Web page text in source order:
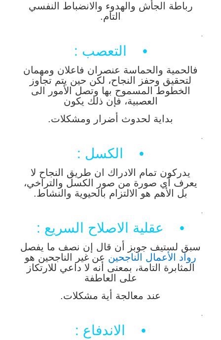
رباطة الجأش والهدوء والانضباط النفسي
التام.
.
• التعصب :
فالحمية والحماسة عنصران فاعلان ومهمان
لتحقيق وحفز النجاح، لكن حين يتم تجاوز
الخطوط المسموح بها وتصل الأمور الى
العصبية، فإن ذلك يكون
بداية لحدوث أضرار ومشكلات.
.
• الكسل :
يدركون تمام الادراك ان طريق النجاح لا
يعرف أي صورة من صور الكسل والتراخي،
بل الأهم هو الالتزام بالحيوية والنشاط.
.
• عقلية الاصلاح السريع :
سبق لستيف جوبز أن قال إن نصف ما يفصل
رواد الأعمال الناجحين عن غير الناجحين هو
المثابرة التامة، بمعنى أنه لا داعي للارتكاز
على العاطفة
عند معالجة أية مشكلات.
.
• الاندفاع :